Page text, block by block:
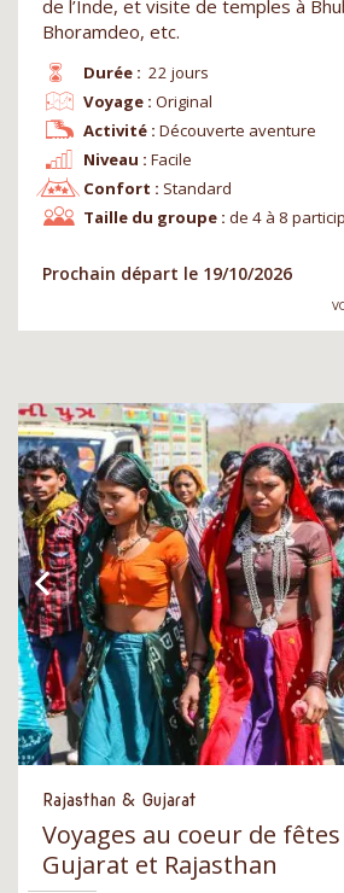
de l’Inde, et visite de temples à
Bhoramdeo, etc.
Durée : 22 jours
Niveau : Facile
Voyage : Original
Confort : Standard
Activité : Découverte aventure
Taille du groupe : de 4 à 8
Prochain départ le 19/10/2026
Rajasthan & Gujarat
Voyages au coeur de
Gujarat et Rajasthan